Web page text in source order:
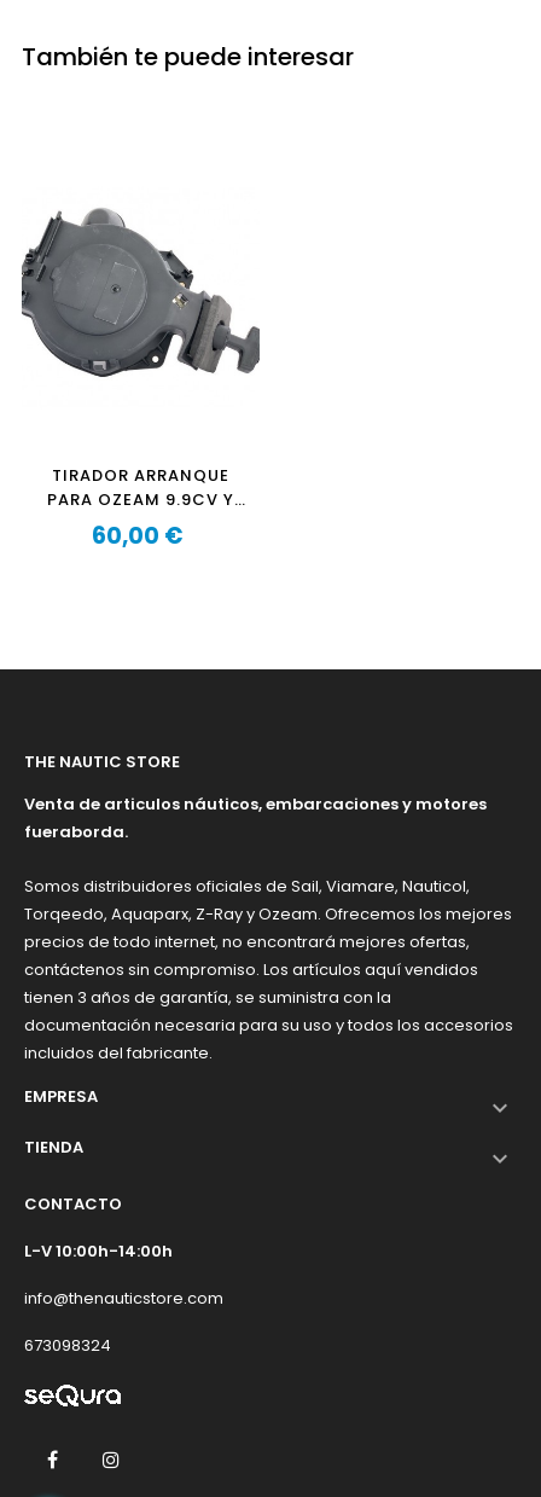
También te puede interesar
TIRADOR ARRANQUE
PARA OZEAM 9.9CV Y
OZEAM 12CV
Precio
60,00 €
THE NAUTIC STORE
Venta de articulos náuticos, embarcaciones y motores
fueraborda.
Somos distribuidores oficiales de Sail, Viamare, Nauticol,
Torqeedo, Aquaparx, Z-Ray y Ozeam. Ofrecemos los mejores
precios de todo internet, no encontrará mejores ofertas,
contáctenos sin compromiso. Los artículos aquí vendidos
tienen 3 años de garantía, se suministra con la
documentación necesaria para su uso y todos los accesorios
incluidos del fabricante.
EMPRESA

TIENDA 
CONTACTO
L-V 10:00h-14:00h
info@thenauticstore.com
673098324
Facebook